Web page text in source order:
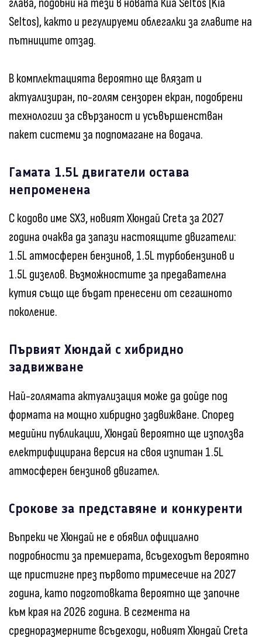
глава, подобни на тези в новата Киа Seltos (Kia
Seltos), както и регулируеми облегалки за главите на
пътниците отзад.
В комплектацията вероятно ще влязат и
актуализиран, по-голям сензорен екран, подобрени
технологии за свързаност и усъвършенстван
пакет системи за подпомагане на водача.
Гамата 1.5L двигатели остава
непроменена
С кодово име SX3, новият Хюндай Creta за 2027
година очаква да запази настоящите двигатели:
1.5L атмосферен бензинов, 1.5L турбобензинов и
1.5L дизелов. Възможностите за предавателна
кутия също ще бъдат пренесени от сегашното
поколение.
Първият Хюндай с хибридно
задвижване
Най-голямата актуализация може да дойде под
формата на мощно хибридно задвижване. Според
медийни публикации, Хюндай вероятно ще използва
електрифицирана версия на своя изпитан 1.5L
атмосферен бензинов двигател.
Срокове за представяне и конкуренти
Въпреки че Хюндай не е обявил официално
подробности за премиерата, всъдеходът вероятно
ще пристигне през първото тримесечие на 2027
година, като подготовката вероятно ще започне
към края на 2026 година. В сегмента на
средноразмерните всъдеходи, новият Хюндай Creta